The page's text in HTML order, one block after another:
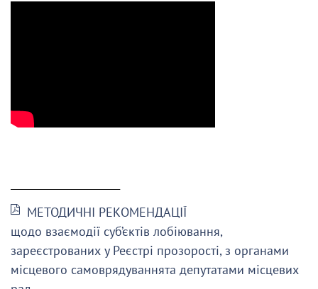
МЕТОДИЧНІ РЕКОМЕНДАЦІЇ
щодо взаємодії суб’єктів лобіювання,
зареєстрованих у Реєстрі прозорості, з органами
місцевого самоврядуваннята депутатами місцевих